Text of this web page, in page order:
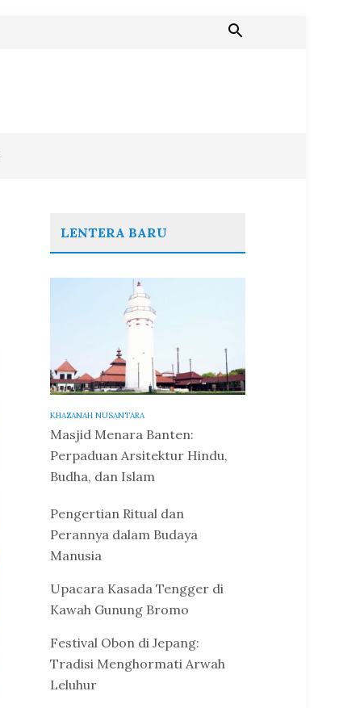
LENTERA BARU
KHAZANAH NUSANTARA
Masjid Menara Banten:
Perpaduan Arsitektur Hindu,
Budha, dan Islam
Pengertian Ritual dan
Perannya dalam Budaya
Manusia
Upacara Kasada Tengger di
Kawah Gunung Bromo
Festival Obon di Jepang:
Tradisi Menghormati Arwah
Leluhur